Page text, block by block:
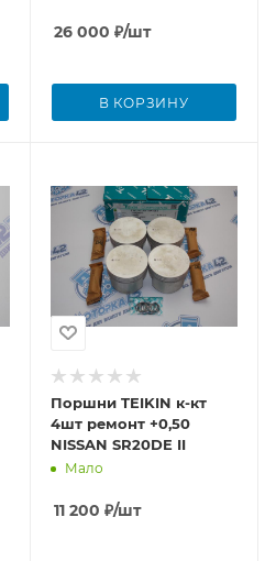
26 000 ₽/шт
В КОРЗИНУ
Поршни TEIKIN к-кт
4шт ремонт +0,50
NISSAN SR20DE II
Мало
11 200 ₽/шт